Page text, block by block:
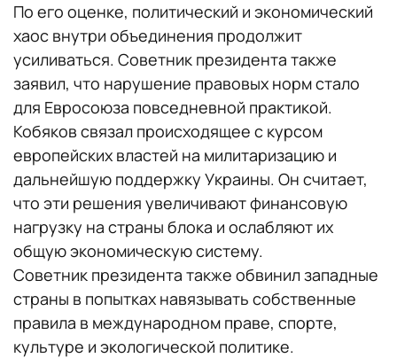
По его оценке, политический и экономический
хаос внутри объединения продолжит
усиливаться. Советник президента также
заявил, что нарушение правовых норм стало
для Евросоюза повседневной практикой.
Кобяков связал происходящее с курсом
европейских властей на милитаризацию и
дальнейшую поддержку Украины. Он считает,
что эти решения увеличивают финансовую
нагрузку на страны блока и ослабляют их
общую экономическую систему.
Советник президента также обвинил западные
страны в попытках навязывать собственные
правила в международном праве, спорте,
культуре и экологической политике.